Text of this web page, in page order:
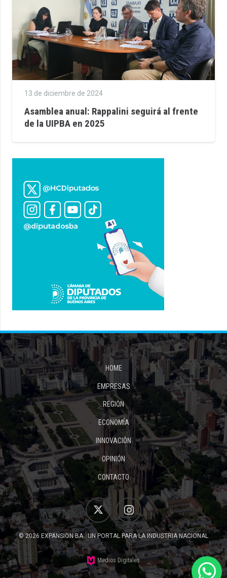
13 de diciembre de 2024
Asamblea anual: Rappalini seguirá al frente
de la UIPBA en 2025
HOME
EMPRESAS
REGIÓN
ECONOMÍA
INNOVACIÓN
OPINIÓN
CONTACTO
© 2026 EXPANSION BA . UN PORTAL PARA LA INDUSTRIA NACIONAL
Medios Digitales